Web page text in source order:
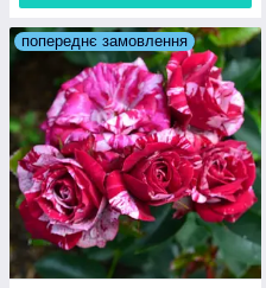
попереднє замовлення